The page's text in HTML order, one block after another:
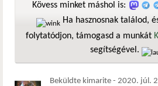
Kövess minket máshol is:
Ha hasznosnak találod,
folytatódjon, támogasd a munkát
segítségével.
Beküldte kimarite - 2020. júl.